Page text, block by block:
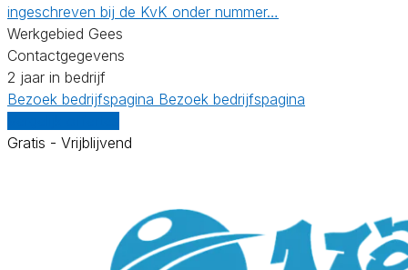
ingeschreven bij de KvK onder nummer…
Werkgebied Gees
Contactgegevens
2 jaar in bedrijf
Bezoek bedrijfspagina Bezoek bedrijfspagina
Gratis - Vrijblijvend